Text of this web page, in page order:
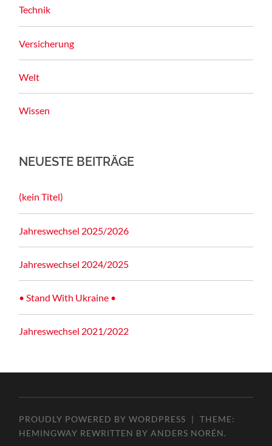
Technik
Versicherung
Welt
Wissen
NEUESTE BEITRÄGE
(kein Titel)
Jahreswechsel 2025/2026
Jahreswechsel 2024/2025
• Stand With Ukraine •
Jahreswechsel 2021/2022
PROUDLY POWERED BY WORDPRESS |
THEME:
HEMINGWAY REWRITTEN BYANDERS NORÉN.